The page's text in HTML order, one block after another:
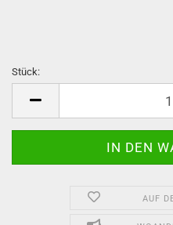
Stück:
AUF